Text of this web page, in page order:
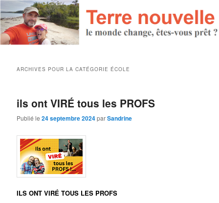
ARCHIVES POUR LA CATÉGORIE ÉCOLE
ils ont VIRÉ tous les PROFS
Publié le24 septembre 2024parSandrine
ILS ONT VIRÉ TOUS LES PROFS